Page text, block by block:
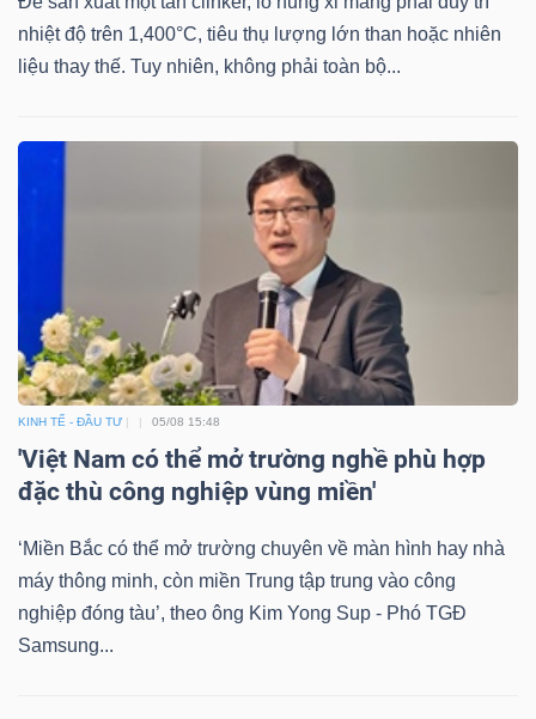
nhiệt độ trên 1,400°C, tiêu thụ lượng lớn than hoặc nhiên
liệu thay thế. Tuy nhiên, không phải toàn bộ...
KINH TẾ - ĐẦU TƯ 05/08 15:48
'Việt Nam có thể mở trường nghề phù hợp
đặc thù công nghiệp vùng miền'
‘Miền Bắc có thể mở trường chuyên về màn hình hay nhà
máy thông minh, còn miền Trung tập trung vào công
nghiệp đóng tàu’, theo ông Kim Yong Sup - Phó TGĐ
Samsung...